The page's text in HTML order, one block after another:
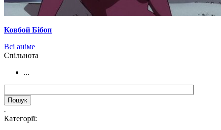
Ковбой Бібоп
Всі аніме
Cпільнота
...
.
Категорії: